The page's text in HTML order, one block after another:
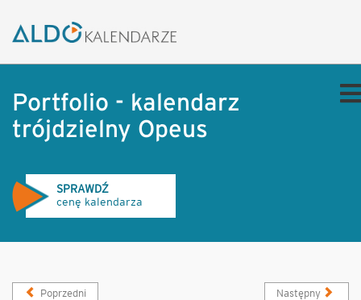
Portfolio - kalendarz
trójdzielny Opeus
SPRAWDŹ
cenę kalendarza
Poprzedni Następny